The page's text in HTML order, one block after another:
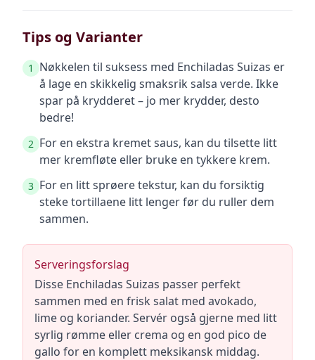
Tips og Varianter
1
Nøkkelen til suksess med Enchiladas Suizas er
å lage en skikkelig smaksrik salsa verde. Ikke
spar på krydderet – jo mer krydder, desto
bedre!
2 For en ekstra kremet saus, kan du tilsette litt
mer kremfløte eller bruke en tykkere krem.
3 For en litt sprøere tekstur, kan du forsiktig
steke tortillaene litt lenger før du ruller dem
sammen.
Serveringsforslag
Disse Enchiladas Suizas passer perfekt
sammen med en frisk salat med avokado,
lime og koriander. Servér også gjerne med litt
syrlig rømme eller crema og en god pico de
gallo for en komplett meksikansk middag.